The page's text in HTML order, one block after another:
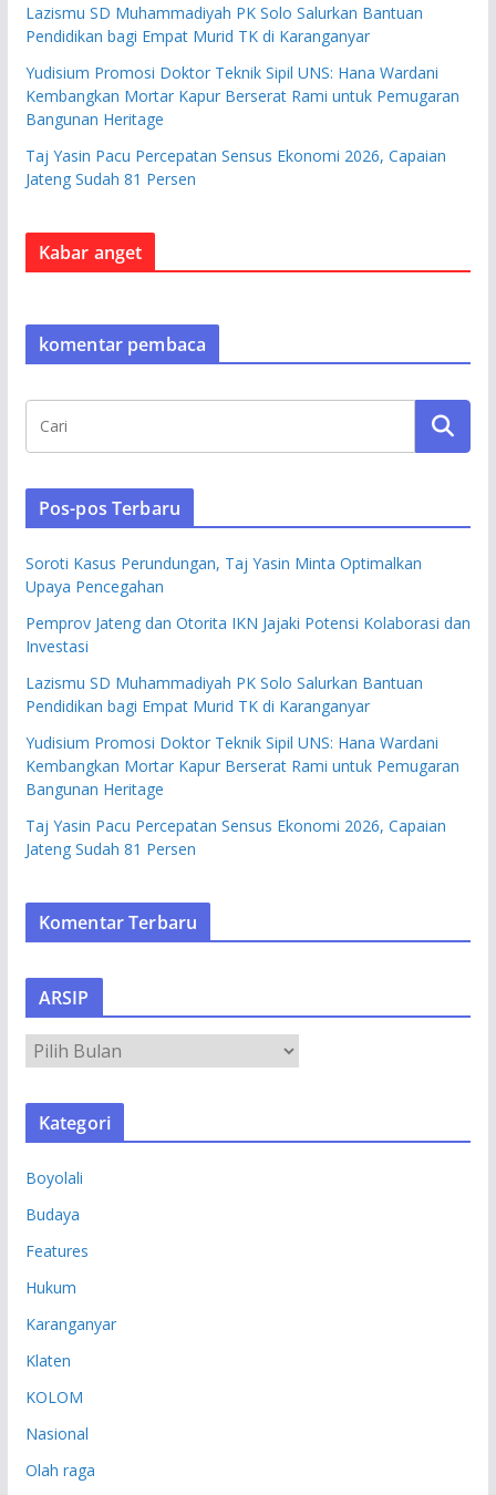
Lazismu SD Muhammadiyah PK Solo Salurkan Bantuan
Pendidikan bagi Empat Murid TK di Karanganyar
Yudisium Promosi Doktor Teknik Sipil UNS: Hana Wardani
Kembangkan Mortar Kapur Berserat Rami untuk Pemugaran
Bangunan Heritage
Taj Yasin Pacu Percepatan Sensus Ekonomi 2026, Capaian
Jateng Sudah 81 Persen
Kabar anget
komentar pembaca
Pos-pos Terbaru
Soroti Kasus Perundungan, Taj Yasin Minta Optimalkan
Upaya Pencegahan
Pemprov Jateng dan Otorita IKN Jajaki Potensi Kolaborasi dan
Investasi
Lazismu SD Muhammadiyah PK Solo Salurkan Bantuan
Pendidikan bagi Empat Murid TK di Karanganyar
Yudisium Promosi Doktor Teknik Sipil UNS: Hana Wardani
Kembangkan Mortar Kapur Berserat Rami untuk Pemugaran
Bangunan Heritage
Taj Yasin Pacu Percepatan Sensus Ekonomi 2026, Capaian
Jateng Sudah 81 Persen
Komentar Terbaru
ARSIP
S
Kategori
Boyolali
Budaya
Features
Hukum
Karanganyar
Klaten
KOLOM
Nasional
Olah raga